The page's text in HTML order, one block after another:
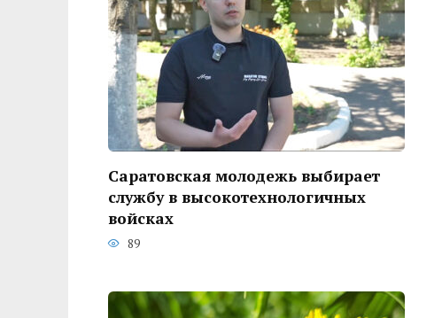
Саратовская молодежь выбирает
службу в высокотехнологичных
войсках
89